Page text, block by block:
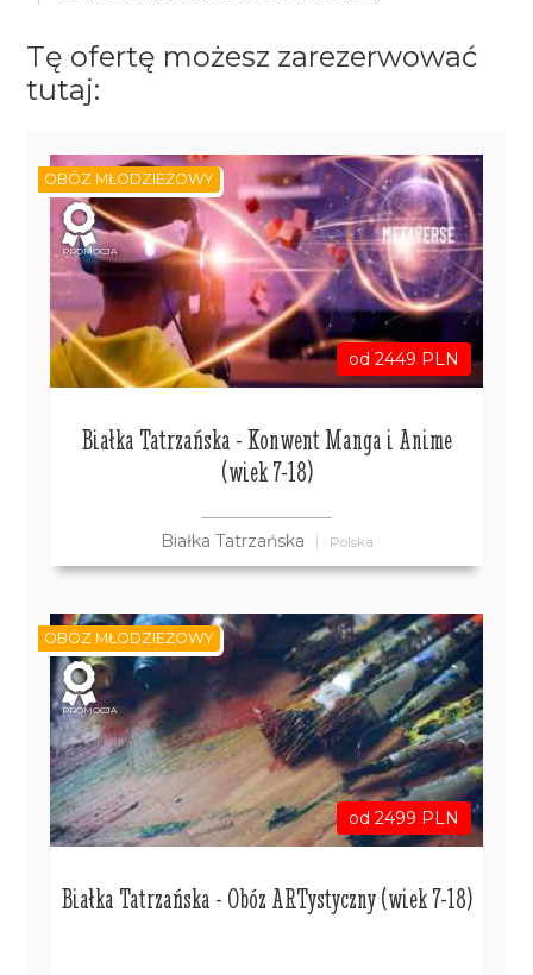
Tę ofertę możesz zarezerwować
tutaj:
od 2449 PLN
Białka Tatrzańska - Konwent Manga i Anime
(wiek 7-18)
Białka Tatrzańska Polska
OBÓZ MŁODZIEŻOWY
PROMOCJA
od 2499 PLN
Białka Tatrzańska - Obóz ARTystyczny (wiek 7-18)
OBÓZ MŁODZIEŻOWY
PROMOCJA